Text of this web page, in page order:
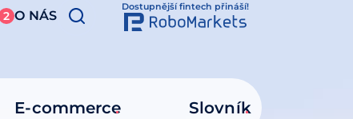
2 O NÁS
Dostupnější fintech přináší!
E-commerce Slovník